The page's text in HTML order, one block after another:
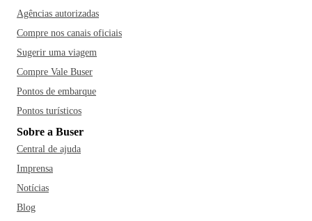
Agências autorizadas
Compre nos canais oficiais
Sugerir uma viagem
Compre Vale Buser
Pontos de embarque
Pontos turísticos
Sobre a Buser
Central de ajuda
Imprensa
Notícias
Blog